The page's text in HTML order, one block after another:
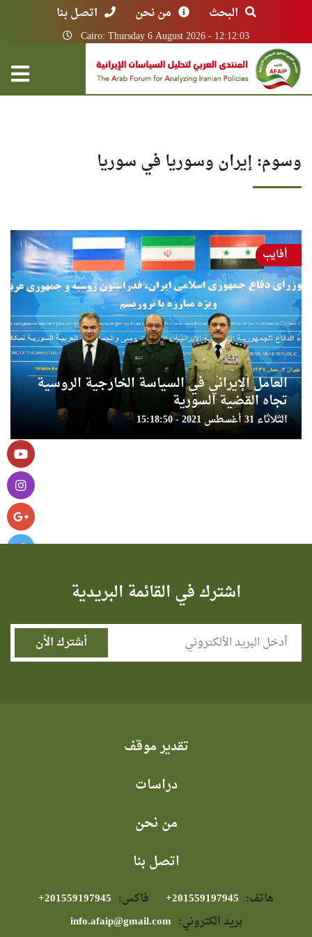
البحث من نحن اتصل بنا
Cairo: Thursday 6 August 2026 - 12:12:03
وسوم: إيران وسوريا في سوريا
العامل الإيراني في السياسة الخارجية الروسية
تجاه القضية السورية
الثلاثاء 31 أغسطس 2021 - 15:18:50
أفايب
اشترك في القائمة البريدية
تقدير موقف
دراسات
من نحن
اتصل بنا
هاتف: فاكس:
بريد الكتروني: info.afaip@gmail.com